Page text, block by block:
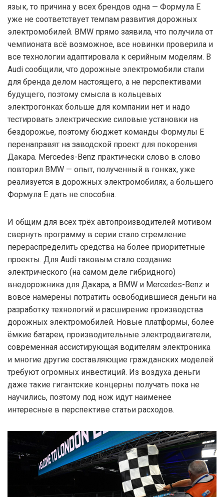
язык, то причина у всех брендов одна — Формула Е
уже не соответствует темпам развития дорожных
электромобилей. BMW прямо заявила, что получила от
чемпионата всё возможное, все новинки проверила и
все технологии адаптировала к серийным моделям. В
Audi сообщили, что дорожные электромобили стали
для бренда делом настоящего, а не перспективами
будущего, поэтому смысла в кольцевых
электрогонках больше для компании нет и надо
тестировать электрические силовые установки на
бездорожье, поэтому бюджет команды Формулы Е
перенаправят на заводской проект для покорения
Дакара. Mercedes-Benz практически слово в слово
повторил BMW — опыт, полученный в гонках, уже
реализуется в дорожных электромобилях, а большего
Формула Е дать не способна.
И общим для всех трёх автопроизводителей мотивом
свернуть программу в серии стало стремление
перераспределить средства на более приоритетные
проекты. Для Audi таковым стало создание
электрического (на самом деле гибридного)
внедорожника для Дакара, а BMW и Mercedes-Benz и
вовсе намерены потратить освободившиеся деньги на
разработку технологий и расширение производства
дорожных электромобилей. Новые платформы, более
ёмкие батареи, производительные электродвигатели,
современная ассистирующая водителям электроника
и многие другие составляющие гражданских моделей
требуют огромных инвестиций. Из воздуха деньги
даже такие гигантские концерны получать пока не
научились, поэтому под нож идут наименее
интересные в перспективе статьи расходов.